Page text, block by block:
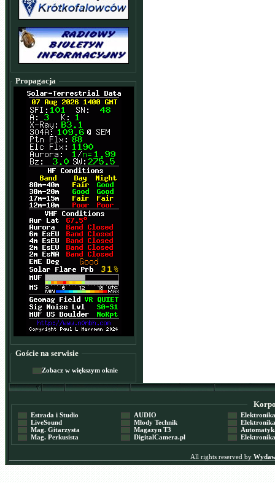
Propagacja
Goście na serwisie
Zobacz w większym oknie
Estrada i Studio
LiveSound
Mag. Gitarzysta
Mag. Perkusista
AUDIO
Młody Technik
Magazyn T3
DigitalCamera.pl
Elektronika
Elektronika
Automatyka
Elektronika
All rights reserved by